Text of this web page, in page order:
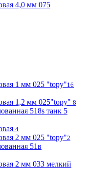
4,0 мм 075
1 мм 025 "topy"16
1,2 мм 025"topy" 8
518s танк 5
4
2 мм 025 "topy"2
51в
2 мм 033 мелкий